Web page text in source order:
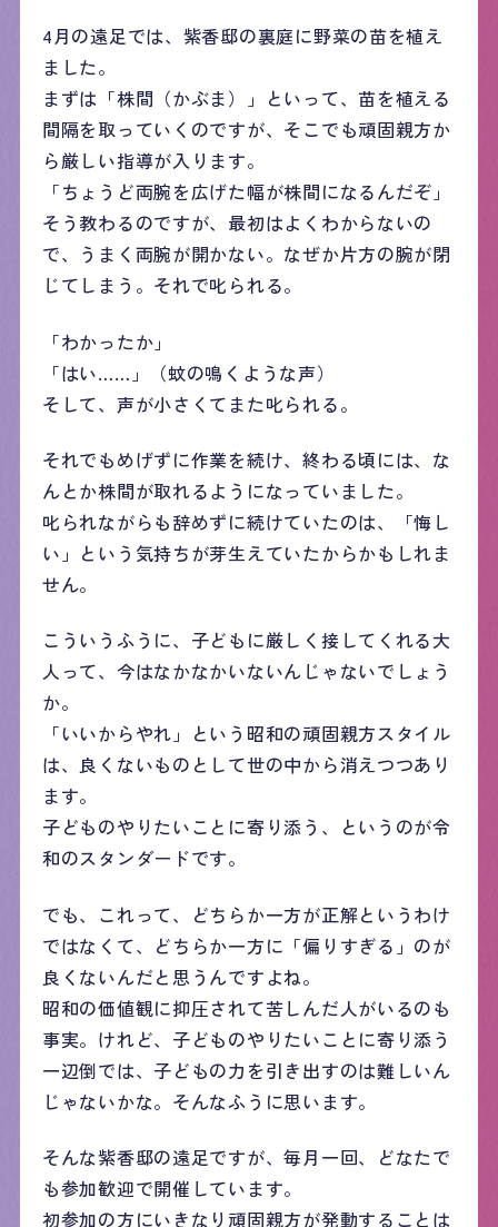
4月の遠足では、紫香邸の裏庭に野菜の苗を植え
ました。
まずは「株間（かぶま）」といって、苗を植える
間隔を取っていくのですが、そこでも頑固親方か
ら厳しい指導が入ります。
「ちょうど両腕を広げた幅が株間になるんだぞ」
そう教わるのですが、最初はよくわからないの
で、うまく両腕が開かない。なぜか片方の腕が閉
じてしまう。それで叱られる。
「わかったか」
「はい……」（蚊の鳴くような声）
そして、声が小さくてまた叱られる。
それでもめげずに作業を続け、終わる頃には、な
んとか株間が取れるようになっていました。
叱られながらも辞めずに続けていたのは、「悔し
い」という気持ちが芽生えていたからかもしれま
せん。
こういうふうに、子どもに厳しく接してくれる大
人って、今はなかなかいないんじゃないでしょう
か。
「いいからやれ」という昭和の頑固親方スタイル
は、良くないものとして世の中から消えつつあり
ます。
子どものやりたいことに寄り添う、というのが令
和のスタンダードです。
でも、これって、どちらか一方が正解というわけ
ではなくて、どちらか一方に「偏りすぎる」のが
良くないんだと思うんですよね。
昭和の価値観に抑圧されて苦しんだ人がいるのも
事実。けれど、子どものやりたいことに寄り添う
一辺倒では、子どもの力を引き出すのは難しいん
じゃないかな。そんなふうに思います。
そんな紫香邸の遠足ですが、毎月一回、どなたで
も参加歓迎で開催しています。
初参加の方にいきなり頑固親方が発動することは